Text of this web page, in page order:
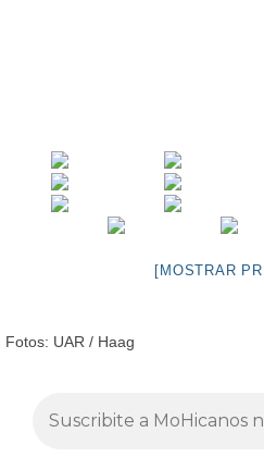
[MOSTRAR
Fotos: UAR / Haag